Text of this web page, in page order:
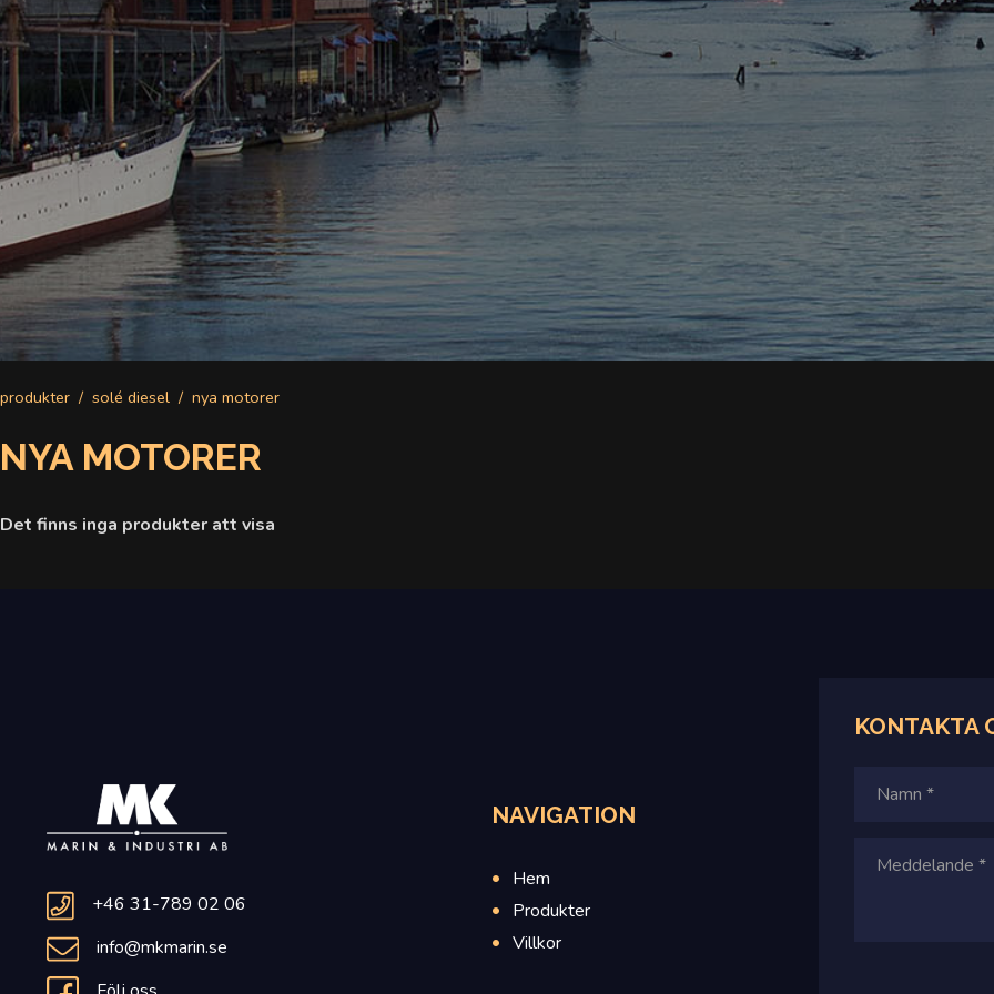
produkter solé diesel nya motorer
NYA MOTORER
Det finns inga produkter att visa
+46 31-789 02 06
info@mkmarin.se
NAVIGATION
Hem
Produkter
Villkor
KONTAKTA